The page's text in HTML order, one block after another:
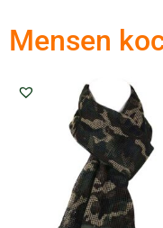
Mensen